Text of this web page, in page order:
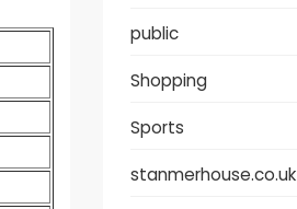
public
Shopping
Sports
stanmerhouse.co.uk